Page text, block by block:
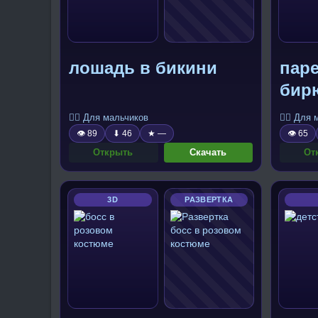
лошадь в бикини
🧍‍♂️ Для мальчиков
👁 89 ⬇ 46 ★ —
Открыть Скачать
🧍‍♂️ Для
👁 65
3D РАЗВЕРТКА